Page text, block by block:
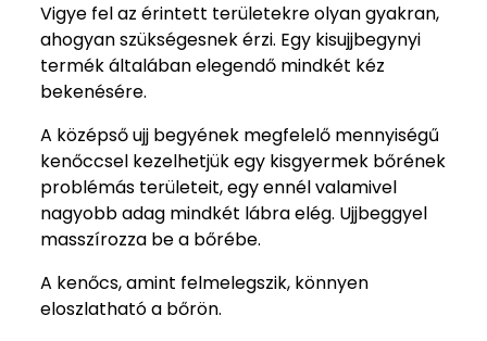
Vigye fel az érintett területekre olyan gyakran,
ahogyan szükségesnek érzi. Egy kisujjbegynyi
termék általában elegendő mindkét kéz
bekenésére.
A középső ujj begyének megfelelő mennyiségű
kenőccsel kezelhetjük egy kisgyermek bőrének
problémás területeit, egy ennél valamivel
nagyobb adag mindkét lábra elég. Ujjbeggyel
masszírozza be a bőrébe.
A kenőcs, amint felmelegszik, könnyen
eloszlatható a bőrön.